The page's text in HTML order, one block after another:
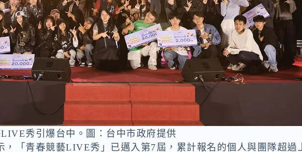
秀引爆台中。圖：台中市政府提供
，「青春競藝LIVE秀」已邁入第7屆，累計報名的個人與團隊超過